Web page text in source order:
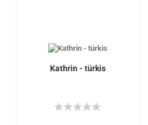
Kathrin - türkis